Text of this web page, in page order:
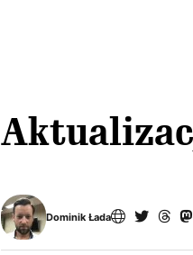
Dominik Łada